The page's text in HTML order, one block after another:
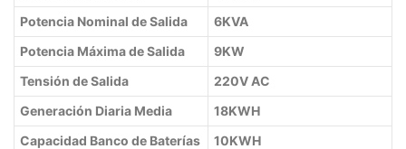
Potencia Nominal de Salida
6KVA
Potencia Máxima de Salida
9KW
Tensión de Salida
220V AC
Generación Diaria Media
18KWH
Capacidad Banco de Baterías
10KWH